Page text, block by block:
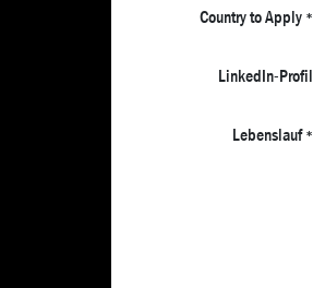
Country to Apply *
LinkedIn-Profil
Lebenslauf*